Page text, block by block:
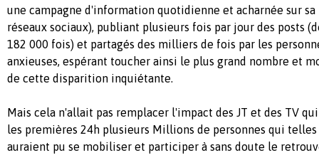
une campagne d'information quotidienne et acharnée sur sa
réseaux sociaux), publiant plusieurs fois par jour des posts
182 000 fois) et partagés des milliers de fois par les
anxieuses, espérant toucher ainsi le plus grand nombre et
de cette disparition inquiétante.
Mais cela n'allait pas remplacer l'impact des JT et des TV
les premières 24h plusieurs Millions de personnes qui
auraient pu se mobiliser et participer à sans doute le